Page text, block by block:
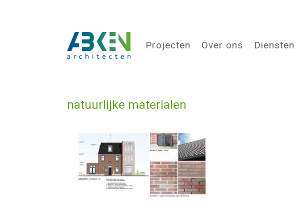
Projecten Over ons Diensten
natuurlijke materialen